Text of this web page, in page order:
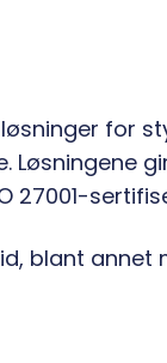
for
27001-
blant